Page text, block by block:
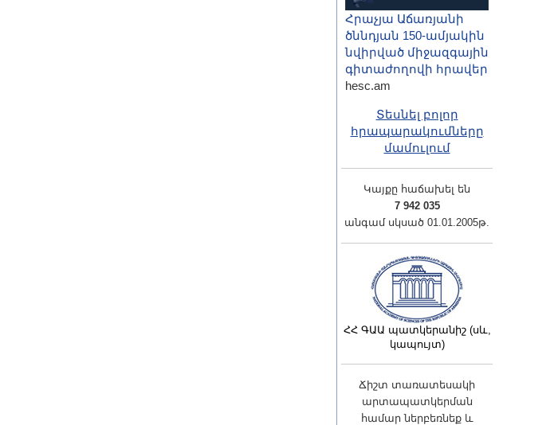
Հրաչյա Աճառյանի
ծննդյան 150-ամյակին
նվիրված միջազգային
գիտաժողովի հրավեր
hesc.am
Տեսնել բոլոր
հրապարակումները
մամուլում
Կայքը հաճախել են
7 942 035
անգամ սկսած 01.01.2005թ.
ՀՀ ԳԱԱ պատկերանիշ (սև,
կապույտ)
Ճիշտ տառատեսակի
արտապատկերման
համար ներբեռնեք և